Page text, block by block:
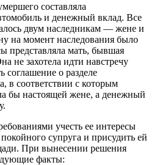
составляла
и денежный вклад. Все
двум наследникам — жене и
на момент наследования было
представляла мать, бывшая
не захотела идти навстречу
соглашение о разделе
в соответствии с которым
бы настоящей жене, а денежный
учесть ее интересы
супруга и присудить ей
При вынесении решения
факты: